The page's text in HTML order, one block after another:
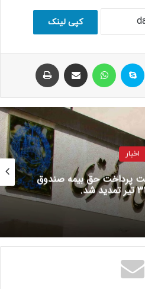
کپی لینک
لینکداین اسکایپ واتس آپ اشتراک با ایمیل
اخبار قوه قضاییه
نشانی و اطلاعات تماس شعب
استان گیلان